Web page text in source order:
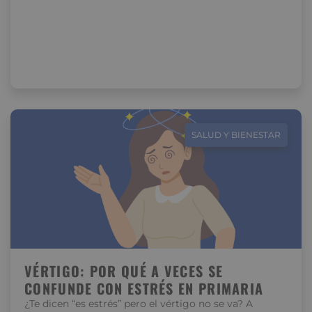
SALUD Y BIENESTAR
VÉRTIGO: POR QUÉ A VECES SE
CONFUNDE CON ESTRÉS EN PRIMARIA
¿Te dicen “es estrés” pero el vértigo no se va? A